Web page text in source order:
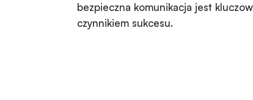
bezpieczna komunikacja jest
czynnikiem sukcesu.